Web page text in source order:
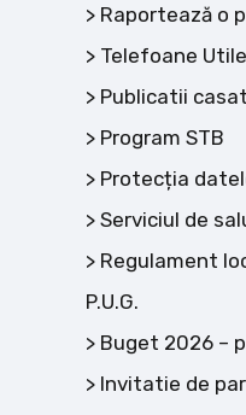
Raportează o
Telefoane Utile
Publicatii
Program STB
Protecția
Serviciul de
Regulament
P.U.G.
Buget 2026 –
Invitatie de